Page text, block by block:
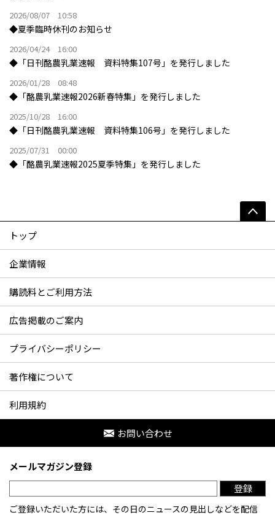
2026/08/07 10:58
◆夏季臨時休刊のお知らせ
2026/04/24 16:00
◆「日刊酪農乳業速報 資料特集107号」を発行しました
2026/01/28 08:48
◆「酪農乳業速報2026新春特集」を発行しました
2025/10/28 16:00
◆「日刊酪農乳業速報 資料特集106号」を発行しました
2025/07/31 00:00
◆「酪農乳業速報2025夏季特集」を発行しました
トップ
企業情報
購読料とご利用方法
広告掲載のご案内
プライバシーポリシー
著作権について
利用規約
お問い合わせ
メールマガジン登録
登録
ご登録いただいた方には、その日のニュースの見出しなどを配信